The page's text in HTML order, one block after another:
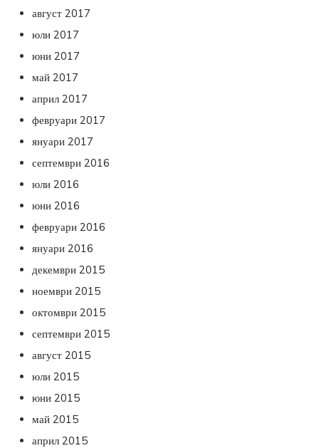
август 2017
юли 2017
юни 2017
май 2017
април 2017
февруари 2017
януари 2017
септември 2016
юли 2016
юни 2016
февруари 2016
януари 2016
декември 2015
ноември 2015
октомври 2015
септември 2015
август 2015
юли 2015
юни 2015
май 2015
април 2015